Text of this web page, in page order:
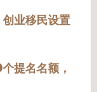
业移民设置
提名名额，